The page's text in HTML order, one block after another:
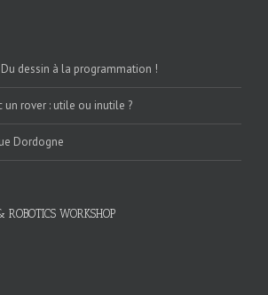
dessin à la programmation !
un rover : utile ou inutile ?
Dordogne
WORKSHOP